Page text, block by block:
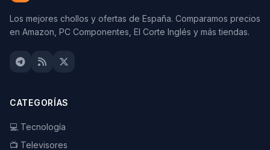
Los mejores chollos y ofertas de España. Comparamos precios
en Amazon, PC Componentes, El Corte Inglés y más tiendas.
CATEGORÍAS
💻 Tecnología
📺 Televisores